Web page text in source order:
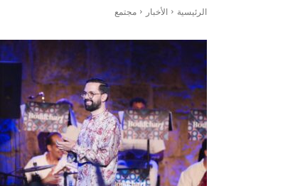
الرئيسية الأخبار مجتمع